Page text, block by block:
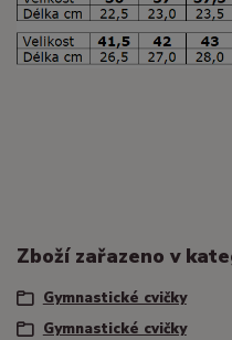
Zboží zařazeno v
Gymnastické cvičky
Gymnastické cvičky